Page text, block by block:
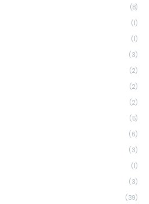
(8)
(1)
(1)
(3)
(2)
(2)
(2)
(5)
(6)
(3)
(1)
(3)
(39)